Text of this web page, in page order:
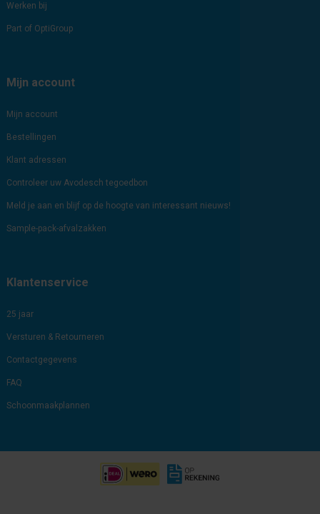
Werken bij
Part of OptiGroup
Mijn account
Mijn account
Bestellingen
Klant adressen
Controleer uw Avodesch tegoedbon
Meld je aan en blijf op de hoogte van interessant nieuws!
Sample-pack-afvalzakken
Klantenservice
25 jaar
Versturen & Retourneren
Contactgegevens
FAQ
Schoonmaakplannen